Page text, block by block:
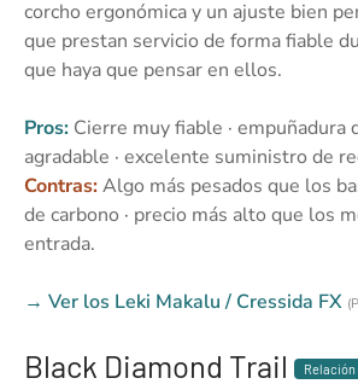
corcho ergonómica y un ajuste bien
que prestan servicio de forma fiable
que haya que pensar en ellos.
Pros: Cierre muy fiable · empuñadura
agradable · excelente suministro de
Contras:Algo más pesados que los
de carbono · precio más alto que los
entrada.
→ Ver los Leki Makalu / Cressida FX
Black Diamond Trail